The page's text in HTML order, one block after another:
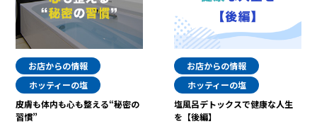
お店からの情報
ホッティーの塩
皮膚も体内も心も整える“秘密の
習慣”
お店からの情報
ホッティーの塩
塩風呂デトックスで健康な人生
を【後編】